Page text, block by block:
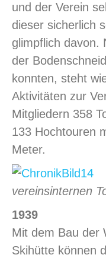
und der Verein
dieser sicherlich
glimpflich davon.
der
konnten, steht
Aktivitäten zur
Mitgliedern 358
133 Hochtouren
Meter.
vereinsinternen
1939
Mit dem Bau der
Skihütte können